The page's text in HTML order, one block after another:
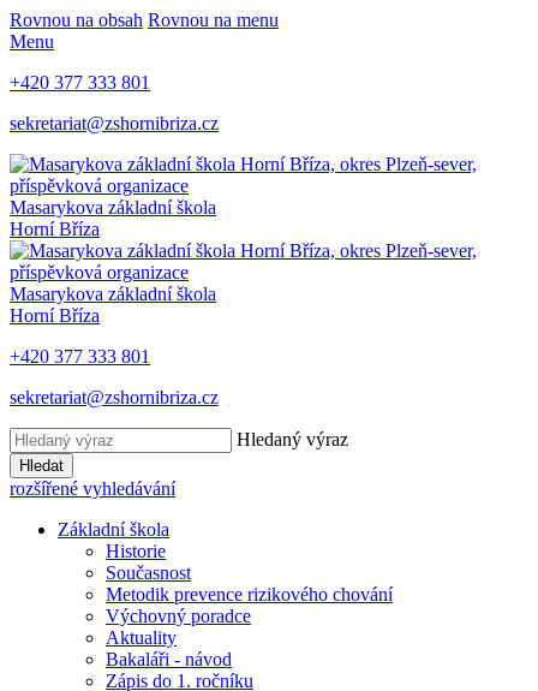
Rovnou na obsah Rovnou na menu
Menu
+420 377 333 801
sekretariat@zshornibriza.cz
Masarykova základní škola
Horní Bříza
Masarykova základní škola
Horní Bříza
+420 377 333 801
sekretariat@zshornibriza.cz
Hledaný výraz
Hledat
rozšířené vyhledávání
Základní škola
Historie
Současnost
Metodik prevence rizikového chování
Výchovný poradce
Aktuality
Bakaláři - návod
Zápis do 1. ročníku